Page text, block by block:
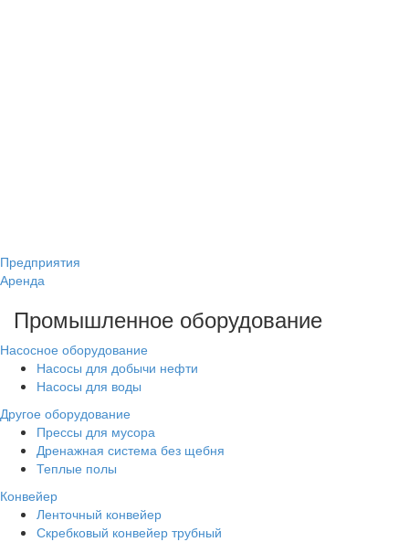
Предприятия
Аренда
Промышленное оборудование
Насосное оборудование
Насосы для добычи нефти
Насосы для воды
Другое оборудование
Прессы для мусора
Дренажная система без щебня
Теплые полы
Конвейер
Ленточный конвейер
Скребковый конвейер трубный